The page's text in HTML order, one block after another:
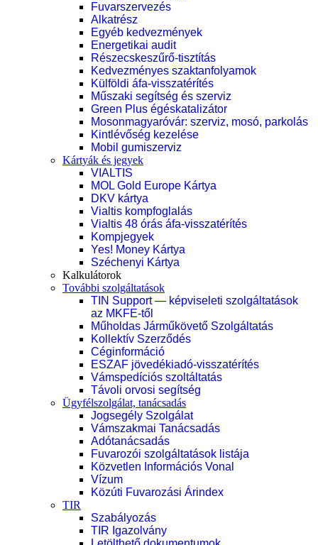
Fuvarszervezés
Alkatrész
Egyéb kedvezmények
Energetikai audit
Részecskeszűrő-tisztítás
Kedvezményes szaktanfolyamok
Külföldi áfa-visszatérítés
Műszaki segítség és szerviz
Green Plus égéskatalizátor
Mosonmagyaróvár: szerviz, mosó, parkolás
Kintlévőség kezelése
Mobil gumiszerviz
Kártyák és jegyek
VIALTIS
MOL Gold Europe Kártya
DKV kártya
Vialtis kompfoglalás
Vialtis 48 órás áfa-visszatérítés
Kompjegyek
Yes! Money Kártya
Széchenyi Kártya
Kalkulátorok
További szolgáltatások
TIN Support — képviseleti szolgáltatások
az MKFE-től
Műholdas Járműkövető Szolgáltatás
Kollektív Szerződés
Céginformáció
ESZAF jövedékiadó-visszatérítés
Vámspedíciós szoltáltatás
Távoli orvosi segítség
Ügyfélszolgálat, tanácsadás
Jogsegély Szolgálat
Vámszakmai Tanácsadás
Adótanácsadás
Fuvarozói szolgáltatások listája
Közvetlen Információs Vonal
Vízum
Közúti Fuvarozási Árindex
TIR
Szabályozás
TIR Igazolvány